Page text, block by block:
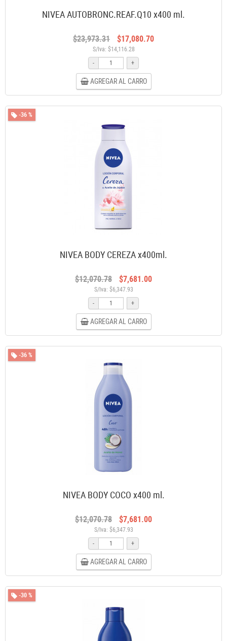
NIVEA AUTOBRONC.REAF.Q10 x400 ml.
$23,973.31 $17,080.70
S/Iva: $14,116.28
-
+
AGREGAR AL CARRO
-36 %
NIVEA BODY CEREZA x400ml.
$12,070.78 $7,681.00
S/Iva: $6,347.93
-
+
AGREGAR AL CARRO
-36 %
NIVEA BODY COCO x400 ml.
$12,070.78 $7,681.00
S/Iva: $6,347.93
-
+
AGREGAR AL CARRO
-30 %